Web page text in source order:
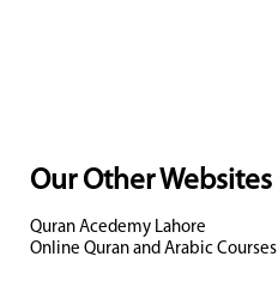
Our Other Websites
Quran Acedemy Lahore
Online Quran and Arabic Courses